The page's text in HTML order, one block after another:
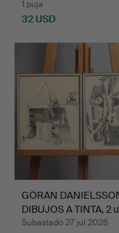
1 puja
32 USD
GÖRAN
DIBUJOS A TINTA, 2
Subastado 27 jul 2026